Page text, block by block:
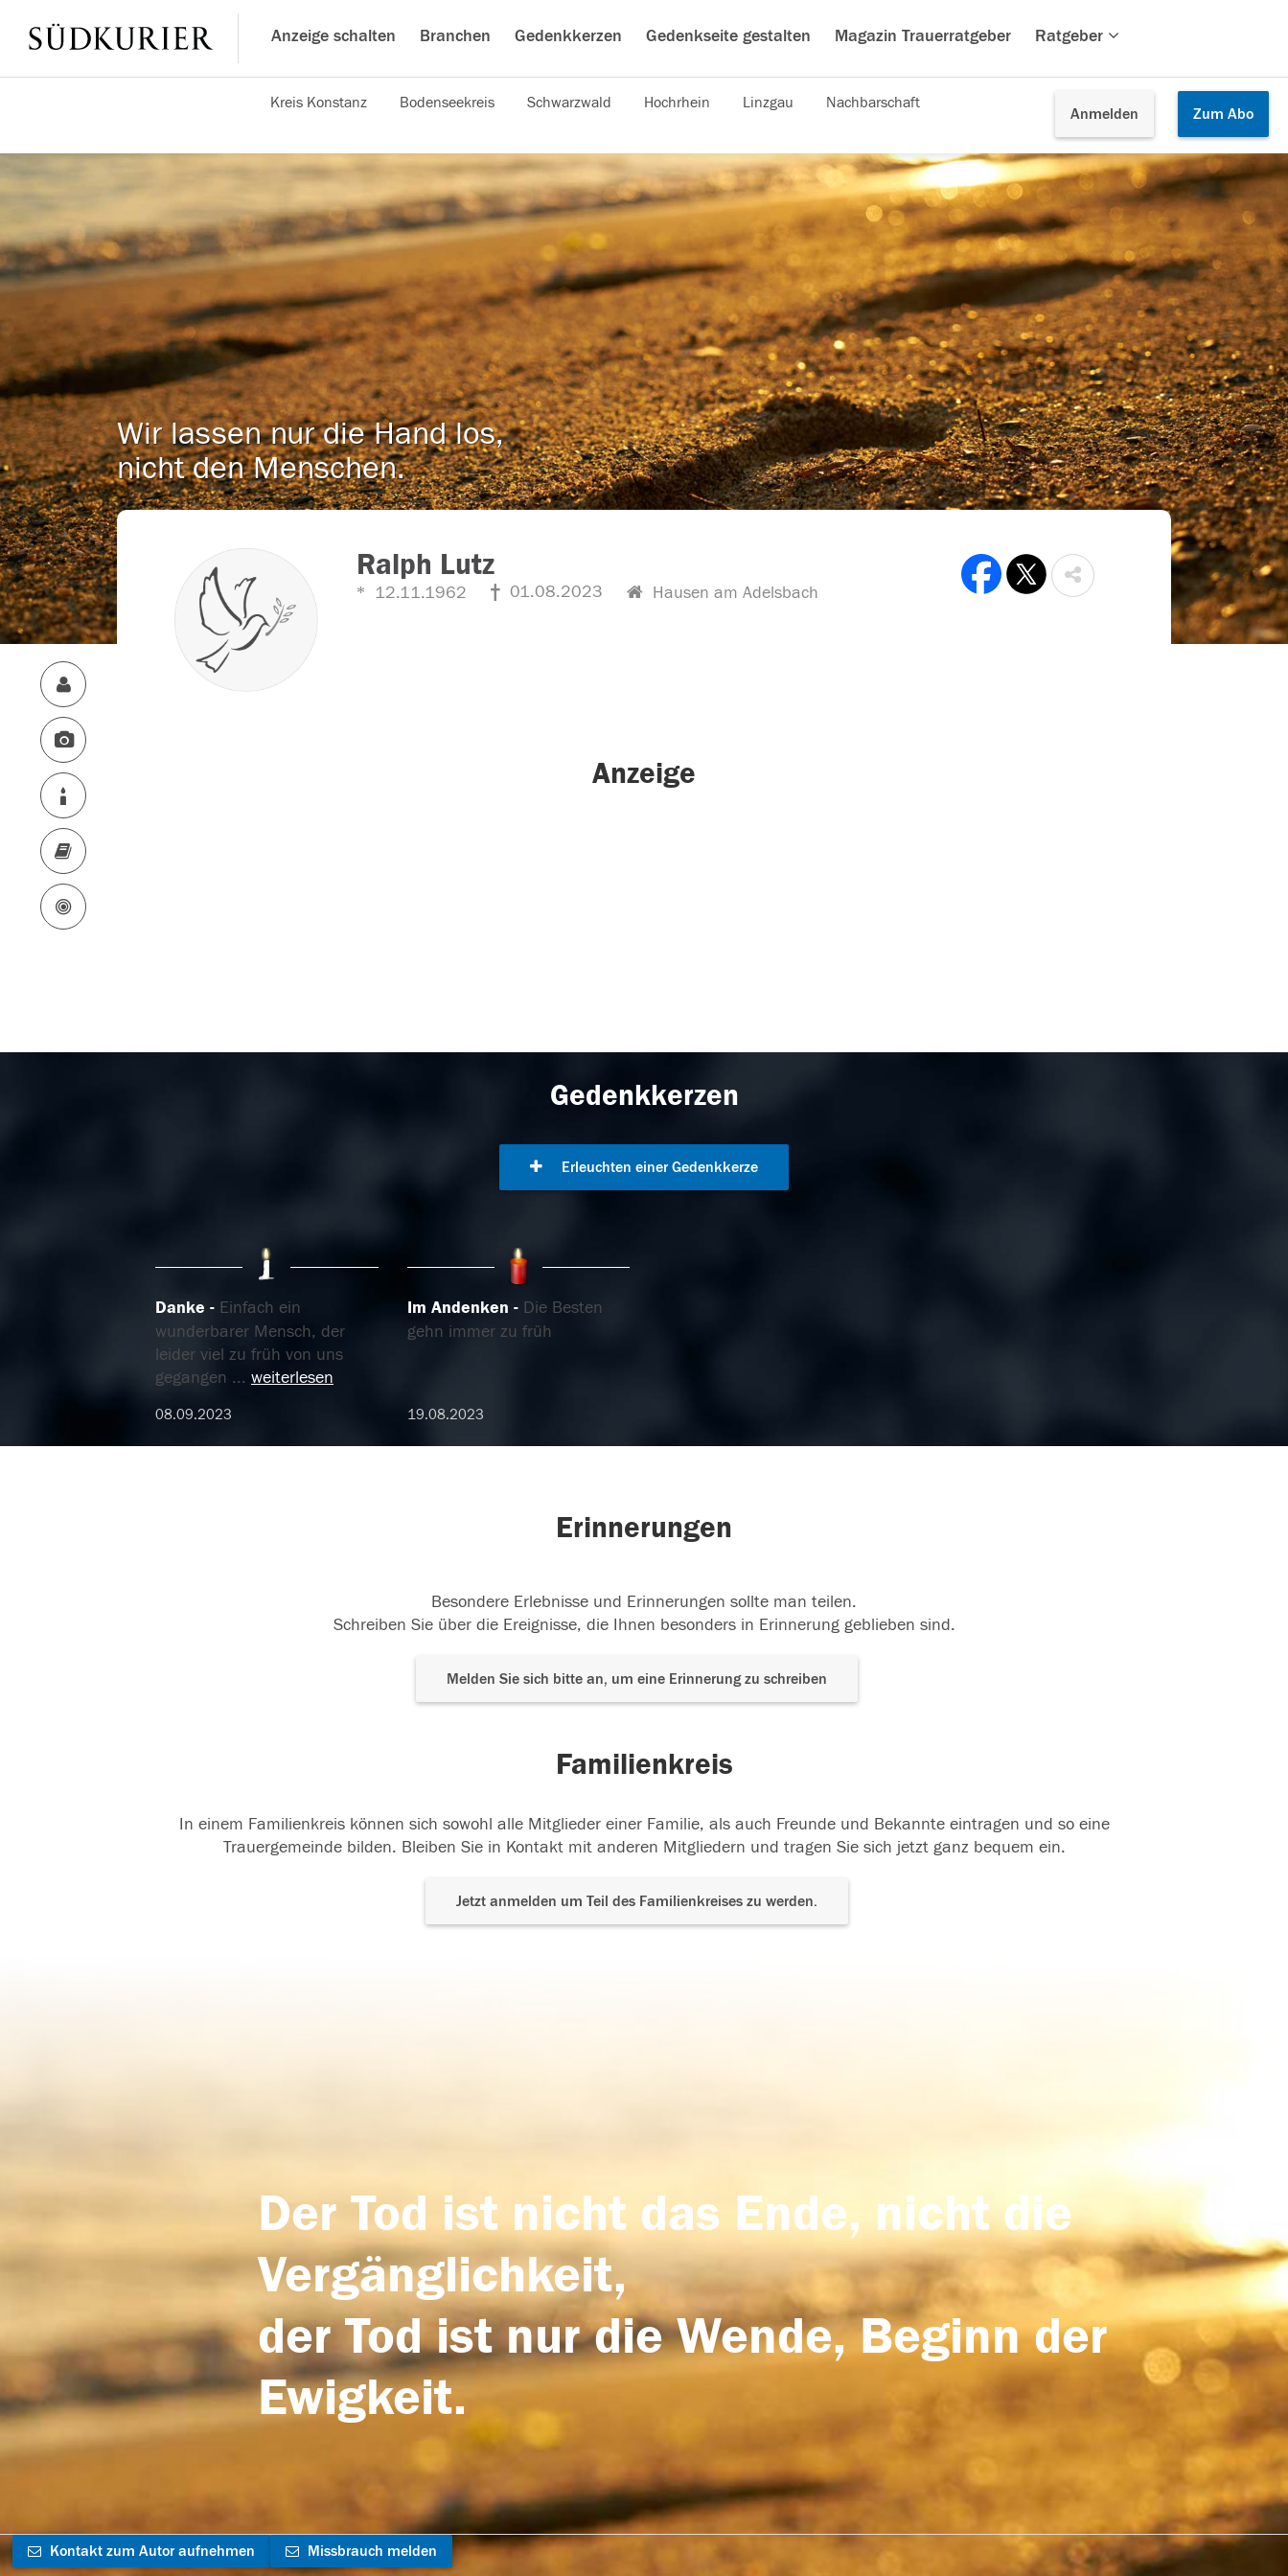
Anzeige schalten Branchen Gedenkkerzen Gedenkseite gestalten Magazin Trauerratgeber Ratgeber
Anmelden Zum Abo
Kreis Konstanz Bodenseekreis Schwarzwald Hochrhein Linzgau Nachbarschaft
Wir lassen nur die Hand los,
nicht den Menschen.
Ralph Lutz
12.11.1962 01.08.2023 Hausen am Adelsbach
Anzeige
Gedenkkerzen
Erleuchten einer Gedenkkerze
Danke
Einfach ein
wunderbarer Mensch, der
leider viel zu früh von uns
gegangen ... weiterlesen
08.09.2023
Im Andenken
Die Besten
gehn immer zu früh
19.08.2023
Erinnerungen
Besondere Erlebnisse und Erinnerungen sollte man teilen.
Schreiben Sie über die Ereignisse, die Ihnen besonders in Erinnerung geblieben sind.
Melden Sie sich bitte an, um eine Erinnerung zu schreiben
Familienkreis
In einem Familienkreis können sich sowohl alle Mitglieder einer Familie, als auch Freunde und Bekannte eintragen und so eine
Trauergemeinde bilden. Bleiben Sie in Kontakt mit anderen Mitgliedern und tragen Sie sich jetzt ganz bequem ein.
Jetzt anmelden um Teil des Familienkreises zu werden.
Der Tod ist nicht das Ende, nicht die
Vergänglichkeit,
der Tod ist nur die Wende, Beginn der
Ewigkeit.
Kontakt zum Autor aufnehmen Missbrauch melden